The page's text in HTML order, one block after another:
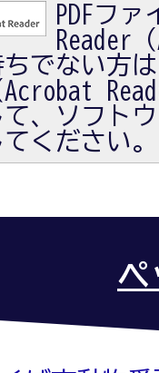
PDFフ
Reader
でない方
Acrobat
て、ソフト
ください。
ペ